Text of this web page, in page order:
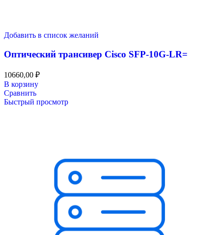
Добавить в список желаний
Оптический трансивер Cisco SFP-10G-LR=
10660,00 ₽
В корзину
Сравнить
Быстрый просмотр